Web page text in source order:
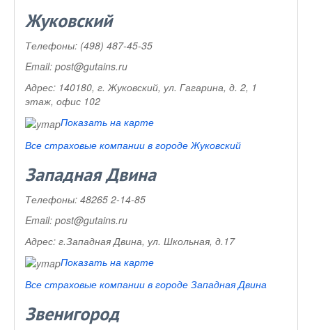
Жуковский
Телефоны: (498) 487-45-35
Email: post@gutains.ru
Адрес: 140180, г. Жуковский, ул. Гагарина, д. 2, 1
этаж, офис 102
Показать на карте
Все страховые компании в городе Жуковский
Западная Двина
Телефоны: 48265 2-14-85
Email: post@gutains.ru
Адрес: г.Западная Двина, ул. Школьная, д.17
Показать на карте
Все страховые компании в городе Западная Двина
Звенигород